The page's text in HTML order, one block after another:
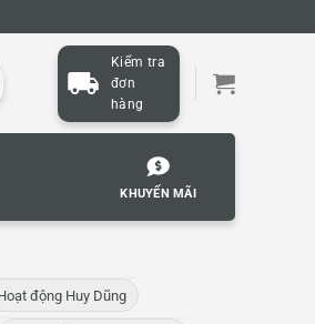
Kiểm tra
đơn
hàng
KHUYẾN MÃI
động Huy Dũng